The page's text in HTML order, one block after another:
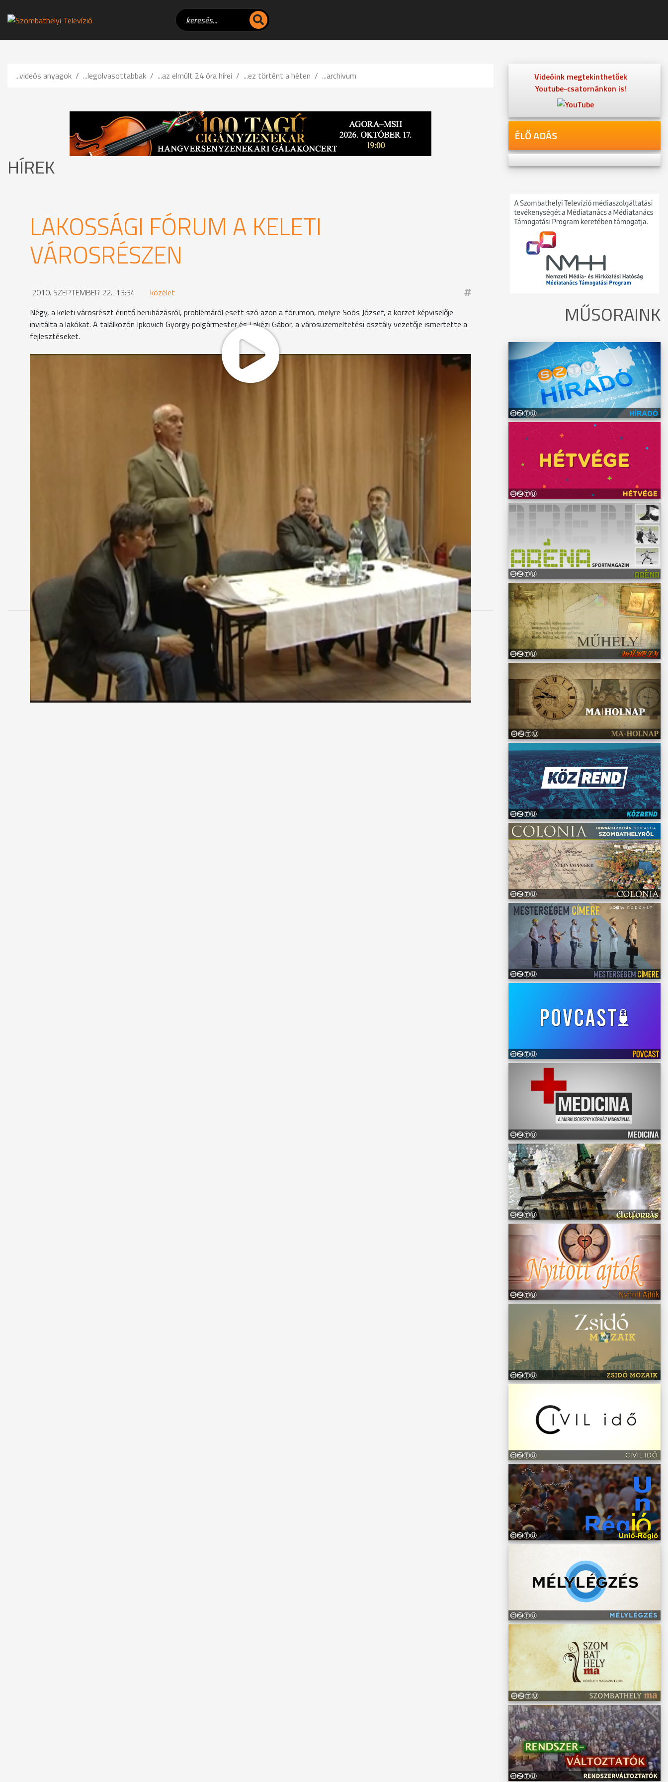
...videós anyagok ...legolvasottabbak ...az elmúlt 24 óra hírei ...ez történt a héten ...archivum
HÍREK
LAKOSSÁGI FÓRUM A KELETI
VÁROSRÉSZEN
2010. SZEPTEMBER 22., 13:34
közélet
Négy, a keleti városrészt érintő beruházásról, problémáról esett szó azon a fórumon, melyre Soós József, a körzet képviselője
invitálta a lakókat. A találkozón Ipkovich György polgármester és Lakézi Gábor, a városüzemeltetési osztály vezetője ismertette a
fejlesztéseket.
Soós József elmondta, hogy az előző lakossági fórumokon a 86-os út építése kapcsán több félreértés is adódott.
"Néhány zanati úgy értelmezett, hogy a beruházás időtartamára újra visszatereljük a külső zanati útra a forgalmat.
A gyorsforgalmi út jelenlegi állapotáról, és a várható befejezési időpontokról a város polgármestere tájékozatta a
Szó esett a Csaba utcai felüljáróról is, amely tehermentesítené a Zanati utat. Ez a beruházás azért nem
kezdődhetett még el, mert a szomszéd telektulajdonos, megtámadta az engedélyes terveket - mondta el Lakézi
Gábor. Hangsúlyozták az Éhen Gyula téri buszpályaudvar kialakításának fontosságát, valamint a Szombathely-
Zanat közötti kerékpárút szükségességét, illetve megoldási lehetőségeit. A fórumon a lakók részéről felmerült az
igény, hogy a Falco gyárat helyezzék át az iparterület másik pontjára.
Videóink megtekinthetőek
Youtube-csatornánkon is!
ÉLŐ ADÁS
MŰSORAINK